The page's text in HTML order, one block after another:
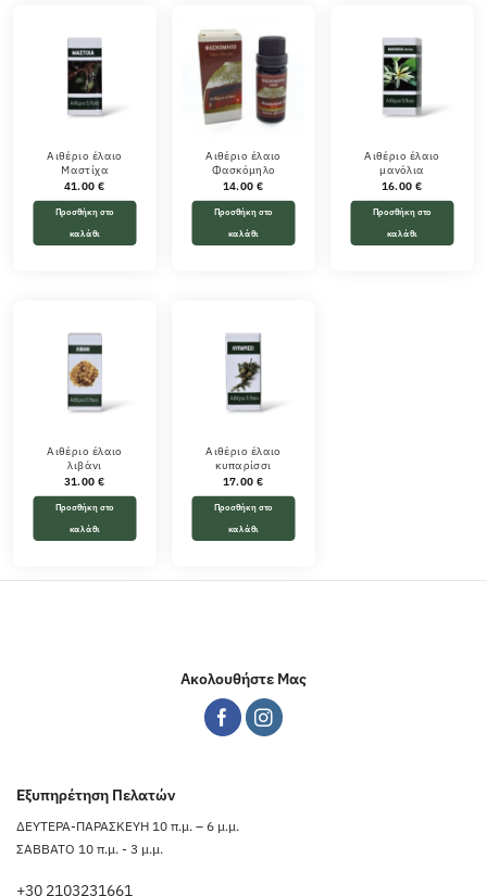
Αιθέριο έλαιο
Μαστίχα
41.00€
Προσθήκη στο
καλάθι
Αιθέριο έλαιο
Φασκόμηλο
14.00€
Προσθήκη στο
καλάθι
Αιθέριο έλαιο
μανόλια
16.00€
Προσθήκη στο
καλάθι
Αιθέριο έλαιο
λιβάνι
31.00€
Προσθήκη στο
καλάθι
Αιθέριο έλαιο
κυπαρίσσι
17.00€
Προσθήκη στο
καλάθι
Ακολουθήστε Μας
Εξυπηρέτηση Πελατών
ΔΕΥΤΕΡΑ-ΠΑΡΑΣΚΕΥΗ 10 π.μ. – 6 μ.μ.
ΣΑΒΒΑΤΟ 10 π.μ. - 3 μ.μ.
+30 2103231661